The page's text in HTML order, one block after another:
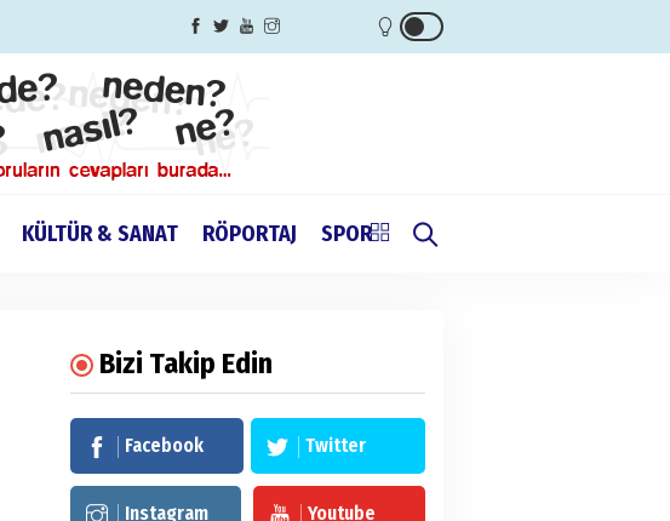
KÜLTÜR & SANAT RÖPORTAJ SPOR
Bizi Takip Edin
Facebook Twitter
Instagram Youtube